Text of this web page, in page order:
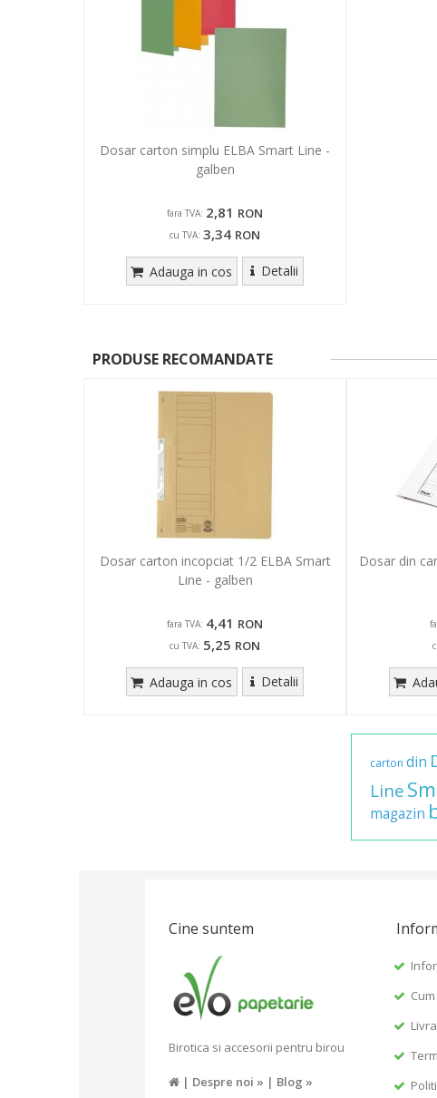
Dosar carton simplu ELBA Smart Line -
galben
fara TVA: 2,81 RON
cu TVA: 3,34 RON
Adauga in cos Detalii
PRODUSE RECOMANDATE
Dosar carton incopciat 1/2 ELBA Smart
Line - galben
fara TVA: 4,41 RON
cu TVA: 5,25 RON
Adauga in cos Detalii
Dosar din
carton din
Line
magazin
Cine suntem
Birotica si accesorii pentru birou
| Despre noi » | Blog »